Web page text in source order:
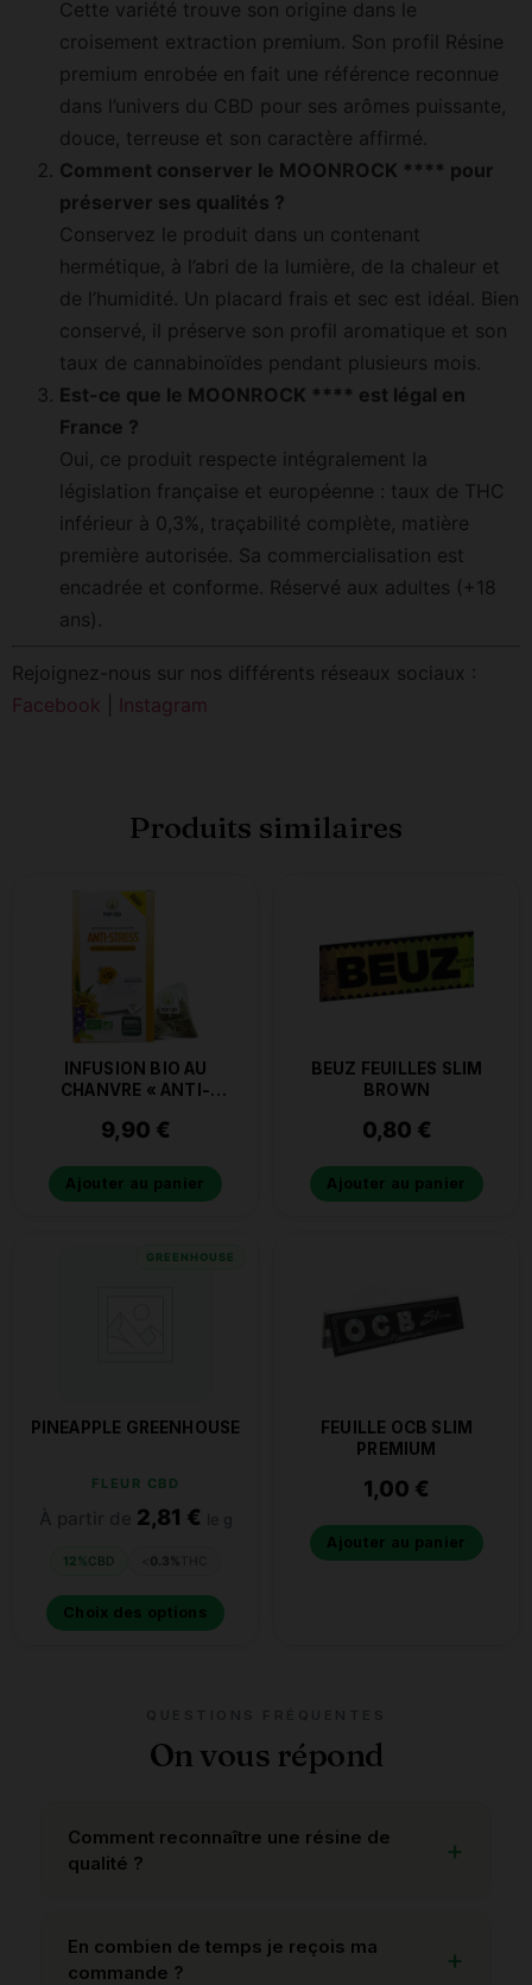
Cette variété trouve son origine dans le
croisement extraction premium. Son profil Résine
premium enrobée en fait une référence reconnue
dans l’univers du CBD pour ses arômes puissante,
douce, terreuse et son caractère affirmé.
Comment conserver le MOONROCK **** pour
préserver ses qualités ?
Conservez le produit dans un contenant
hermétique, à l’abri de la lumière, de la chaleur et
de l’humidité. Un placard frais et sec est idéal. Bien
conservé, il préserve son profil aromatique et son
taux de cannabinoïdes pendant plusieurs mois.
Est-ce que le MOONROCK **** est légal en
France ?
Oui, ce produit respecte intégralement la
législation française et européenne : taux de THC
inférieur à 0,3%, traçabilité complète, matière
première autorisée. Sa commercialisation est
encadrée et conforme. Réservé aux adultes (+18
ans).
Rejoignez-nous sur nos différents réseaux sociaux :
Facebook
Instagram
Produits similaires
INFUSION BIO AU
CHANVRE « ANTI-
9,90 €
Ajouter au panier
BEUZ FEUILLES SLIM
BROWN
0,80 €
Ajouter au panier
GREENHOUSE
PINEAPPLE GREENHOUSE
FLEUR CBD
2,81 €
12%CBD 0.3%
Choix des options
FEUILLE OCB SLIM
PREMIUM
1,00 €
Ajouter au panier
On vous répond
Comment reconnaître une résine de
qualité ?
En combien de temps je reçois ma
commande ?